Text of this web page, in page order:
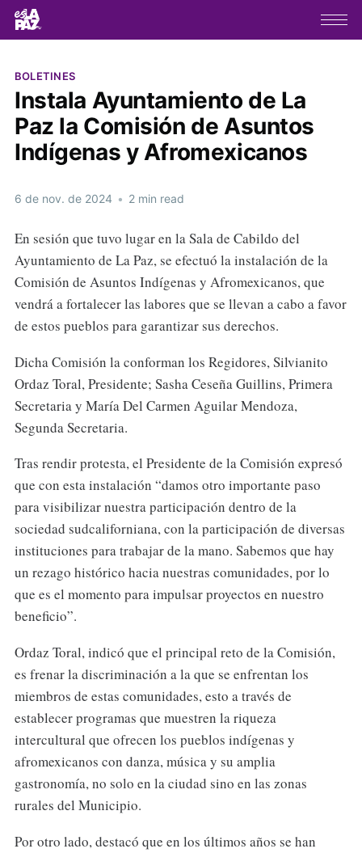
BOLETINES
Instala Ayuntamiento de La
Paz la Comisión de Asuntos
Indígenas y Afromexicanos
6 de nov. de 2024 • 2 min read
En sesión que tuvo lugar en la Sala de Cabildo del
Ayuntamiento de La Paz, se efectuó la instalación de la
Comisión de Asuntos Indígenas y Afromexicanos, que
vendrá a fortalecer las labores que se llevan a cabo a favor
de estos pueblos para garantizar sus derechos.
Dicha Comisión la conforman los Regidores, Silvianito
Ordaz Toral, Presidente; Sasha Ceseña Guillins, Primera
Secretaria y María Del Carmen Aguilar Mendoza,
Segunda Secretaria.
Tras rendir protesta, el Presidente de la Comisión expresó
que con esta instalación “damos otro importante paso
para visibilizar nuestra participación dentro de la
sociedad sudcaliforniana, con la participación de diversas
instituciones para trabajar de la mano. Sabemos que hay
un rezago histórico hacia nuestras comunidades, por lo
que es el momento para impulsar proyectos en nuestro
beneficio”.
Ordaz Toral, indicó que el principal reto de la Comisión,
es frenar la discriminación a la que se enfrentan los
miembros de estas comunidades, esto a través de
establecer programas que muestren la riqueza
intercultural que ofrecen los pueblos indígenas y
afromexicanos con danza, música y su amplia
gastronomía, no solo en la ciudad sino en las zonas
rurales del Municipio.
Por otro lado, destacó que en los últimos años se han